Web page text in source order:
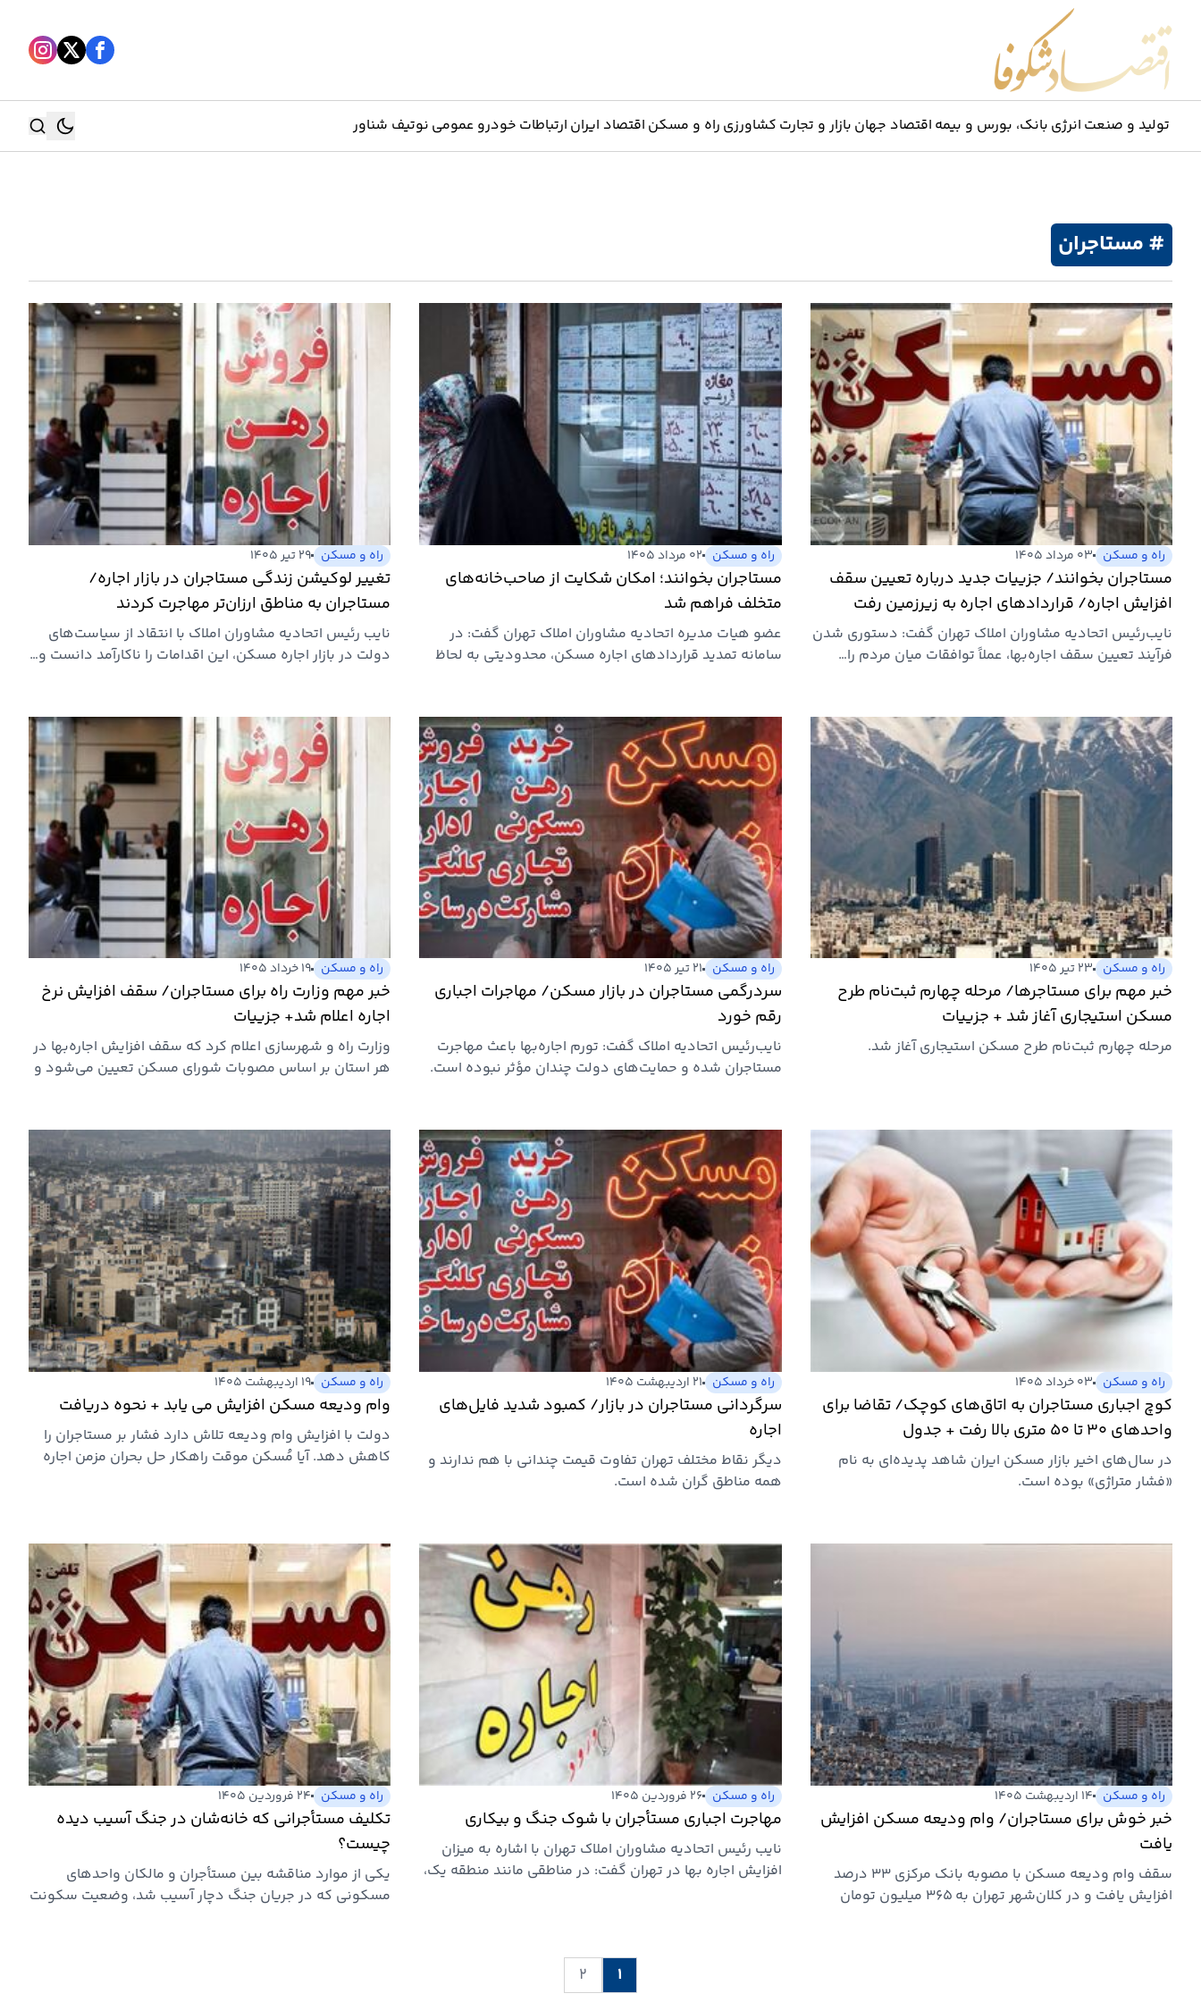
تولید و صنعت انرژی بانک، بورس و بیمه اقتصاد جهان بازار و تجارت کشاورزی راه و مسکن اقتصاد ایران ارتباطات خودرو عمومی نوتیف شناور
# مستاجران
راه و مسکن ۰۳ مرداد ۱۴۰۵
مستاجران بخوانند/ جزییات جدید درباره تعیین سقف
افزایش اجاره/ قراردادهای اجاره به زیرزمین رفت
نایب‌رئیس اتحادیه مشاوران املاک تهران گفت: دستوری شدن
فرآیند تعیین سقف اجاره‌بها، عملاً توافقات میان مردم را…
راه و مسکن ۰۲ مرداد ۱۴۰۵
مستاجران بخوانند؛ امکان شکایت از صاحب‌خانه‌های
متخلف فراهم شد
عضو هیات مدیره اتحادیه مشاوران املاک تهران گفت: در
سامانه تمدید قراردادهای اجاره مسکن، محدودیتی به لحاظ
راه و مسکن ۲۹ تیر ۱۴۰۵
تغییر لوکیشن زندگی مستاجران در بازار اجاره/
مستاجران به مناطق ارزان‌تر مهاجرت کردند
نایب رئیس اتحادیه مشاوران املاک با انتقاد از سیاست‌های
دولت در بازار اجاره مسکن، این اقدامات را ناکارآمد دانست و…
راه و مسکن ۲۳ تیر ۱۴۰۵
خبر مهم برای مستاجرها/ مرحله چهارم ثبت‌نام طرح
مسکن استیجاری آغاز شد + جزییات
مرحله چهارم ثبت‌نام طرح مسکن استیجاری آغاز شد.
راه و مسکن ۲۱ تیر ۱۴۰۵
سردرگمی مستاجران در بازار مسکن/ مهاجرات اجباری
رقم خورد
نایب‌رئیس اتحادیه املاک گفت: تورم اجاره‌بها باعث مهاجرت
مستاجران شده و حمایت‌های دولت چندان مؤثر نبوده است.
راه و مسکن ۱۹ خرداد ۱۴۰۵
خبر مهم وزارت راه برای مستاجران/ سقف افزایش نرخ
اجاره اعلام شد+ جزییات
وزارت راه و شهرسازی اعلام کرد که سقف افزایش اجاره‌بها در
هر استان بر اساس مصوبات شورای مسکن تعیین می‌شود و
راه و مسکن ۰۳ خرداد ۱۴۰۵
کوچ اجباری مستاجران به اتاق‌های کوچک/ تقاضا برای
واحدهای ۳۰ تا ۵۰ متری بالا رفت + جدول‌
در سال‌های اخیر بازار مسکن ایران شاهد پدیده‌ای به نام
«فشار متراژی» بوده است.
راه و مسکن ۲۱ اردیبهشت ۱۴۰۵
سرگردانی مستاجران در بازار/ کمبود شدید فایل‌های
اجاره
دیگر نقاط مختلف تهران تفاوت قیمت چندانی با هم ندارند و
همه مناطق گران شده است.
راه و مسکن ۱۹ اردیبهشت ۱۴۰۵
وام ودیعه مسکن افزایش می یابد + نحوه دریافت
دولت با افزایش وام ودیعه تلاش دارد فشار بر مستاجران را
کاهش دهد. آیا مُسکن موقت راهکار حل بحران مزمن اجاره
راه و مسکن ۱۴ اردیبهشت ۱۴۰۵
خبر خوش برای مستاجران/ وام ودیعه مسکن افزایش
یافت
سقف وام ودیعه مسکن با مصوبه بانک مرکزی ۳۳ درصد
افزایش یافت و در کلان‌شهر تهران به ۳۶۵ میلیون تومان
راه و مسکن ۲۶ فروردین ۱۴۰۵
مهاجرت اجباری مستأجران با شوک جنگ و بیکاری
نایب رئیس اتحادیه مشاوران املاک تهران با اشاره به میزان
افزایش اجاره بها در تهران گفت: در مناطقی مانند منطقه یک،
راه و مسکن ۲۴ فروردین ۱۴۰۵
تکلیف مستأجرانی که خانه‌شان در جنگ آسیب دیده
چیست؟
یکی از موارد مناقشه بین مستأجران و مالکان واحدهای
مسکونی که در جریان جنگ دچار آسیب شد، وضعیت سکونت
۱ ۲